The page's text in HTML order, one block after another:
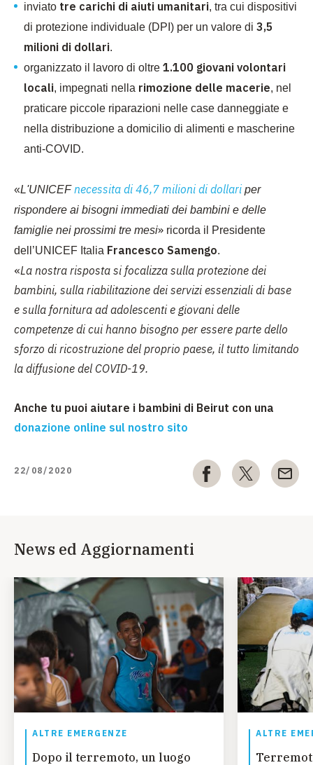
inviato tre carichi di aiuti umanitari, tra cui dispositivi
di protezione individuale (DPI) per un valore di 3,5
milioni di dollari.
organizzato il lavoro di oltre 1.100 giovani volontari
locali, impegnati nella rimozione delle macerie, nel
praticare piccole riparazioni nelle case danneggiate e
nella distribuzione a domicilio di alimenti e mascherine
anti-COVID.
«L'UNICEFnecessita di 46,7 milioni di dollari per
rispondere ai bisogni immediati dei bambini e delle
famiglie nei prossimi tre mesi» ricorda il Presidente
dell’UNICEF Italia Francesco Samengo.
«La nostra risposta si focalizza sulla protezione dei
bambini, sulla riabilitazione dei servizi essenziali di base
e sulla fornitura ad adolescenti e giovani delle
competenze di cui hanno bisogno per essere parte dello
sforzo di ricostruzione del proprio paese, il tutto limitando
la diffusione del COVID-19.
Anche tu puoi aiutare i bambini di Beirut con una
donazione online sul nostro sito
22/08/2020
News ed Aggiornamenti
ALTRE EMERGENZE
Dopo il terremoto, un luogo
ALTRE